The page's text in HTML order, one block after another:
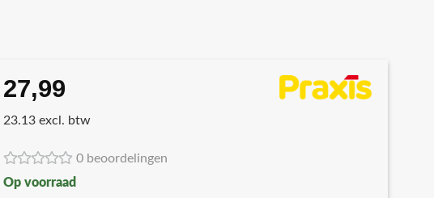
27,99
23.13 excl. btw
0 beoordelingen
Op voorraad